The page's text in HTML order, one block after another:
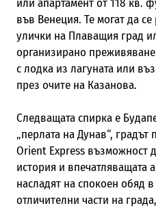
или апартамент от 118 кв.
във Венеция. Те могат да се
улички на Плаващия град
организирано
с лодка из лагуната или
през очите на Казанова.
Следващата спирка е
„перлата на Дунав“,
Orient Express възможност
история и впечатляващата
насладят на спокоен обяд
отличителни части на